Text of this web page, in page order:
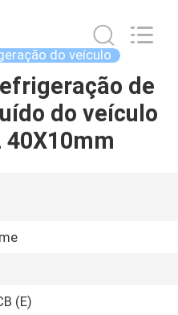
do veículo
de
do veículo
40X10mm
(E)